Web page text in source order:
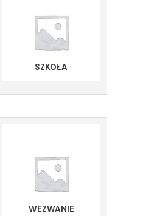
SZKOŁA
WEZWANIE